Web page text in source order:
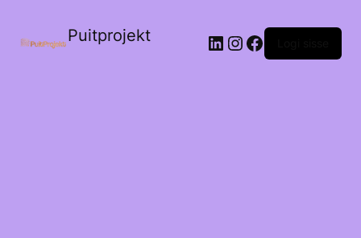
Puitprojekt LinkedIn
Instagram
Facebook